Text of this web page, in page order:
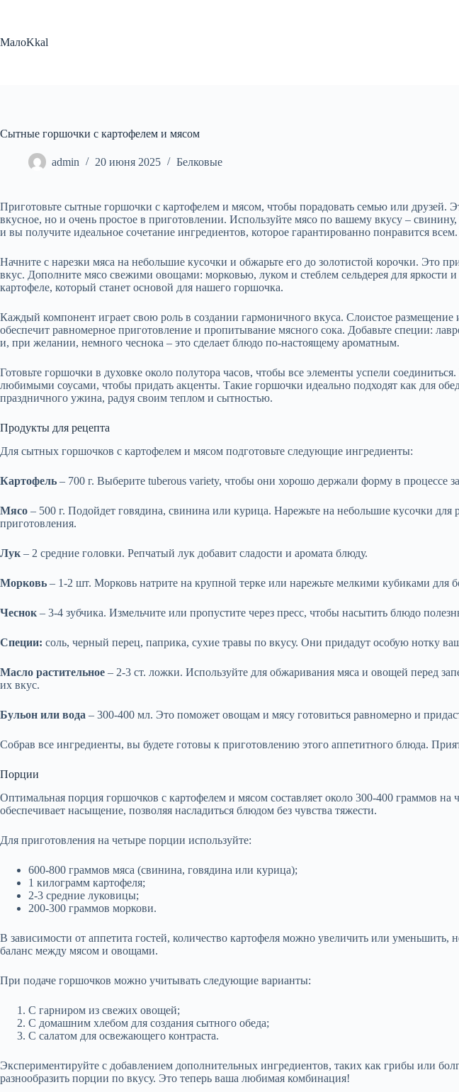
МалоKkal
Сытные горшочки с картофелем и мясом
admin 20 июня 2025 Белковые
Приготовьте сытные горшочки с картофелем и мясом, чтобы порадовать семью или друзей.
вкусное, но и очень простое в приготовлении. Используйте мясо по вашему вкусу –
и вы получите идеальное сочетание ингредиентов, которое гарантированно понравится всем.
Начните с нарезки мяса на небольшие кусочки и обжарьте его до золотистой корочки. Это
вкус. Дополните мясо свежими овощами: морковью, луком и стеблем сельдерея для яркости и
картофеле, который станет основой для нашего горшочка.
Каждый компонент играет свою роль в создании гармоничного вкуса. Слоистое размещение
обеспечит равномерное приготовление и пропитывание мясного сока. Добавьте специи:
и, при желании, немного чеснока – это сделает блюдо по-настоящему ароматным.
Готовьте горшочки в духовке около полутора часов, чтобы все элементы успели
любимыми соусами, чтобы придать акценты. Такие горшочки идеально подходят как для
праздничного ужина, радуя своим теплом и сытностью.
Продукты для рецепта
Для сытных горшочков с картофелем и мясом подготовьте следующие ингредиенты:
Картофель – 700 г. Выберите tuberous variety, чтобы они хорошо держали форму в процессе
Мясо – 500 г. Подойдет говядина, свинина или курица. Нарежьте на небольшие кусочки для
приготовления.
Лук – 2 средние головки. Репчатый лук добавит сладости и аромата блюду.
Морковь – 1-2 шт. Морковь натрите на крупной терке или нарежьте мелкими кубиками для
Чеснок – 3-4 зубчика. Измельчите или пропустите через пресс, чтобы насытить блюдо
Специи: соль, черный перец, паприка, сухие травы по вкусу. Они придадут особую нотку
Масло растительное – 2-3 ст. ложки. Используйте для обжаривания мяса и овощей перед
их вкус.
Бульон или вода – 300-400 мл. Это поможет овощам и мясу готовиться равномерно и
Собрав все ингредиенты, вы будете готовы к приготовлению этого аппетитного блюда.
Порции
Оптимальная порция горшочков с картофелем и мясом составляет около 300-400 граммов на
обеспечивает насыщение, позволяя насладиться блюдом без чувства тяжести.
Для приготовления на четыре порции используйте:
600-800 граммов мяса (свинина, говядина или курица);
1 килограмм картофеля;
2-3 средние луковицы;
200-300 граммов моркови.
В зависимости от аппетита гостей, количество картофеля можно увеличить или уменьшить,
баланс между мясом и овощами.
При подаче горшочков можно учитывать следующие варианты:
С гарниром из свежих овощей;
С домашним хлебом для создания сытного обеда;
С салатом для освежающего контраста.
Экспериментируйте с добавлением дополнительных ингредиентов, таких как грибы или
разнообразить порции по вкусу. Это теперь ваша любимая комбинация!